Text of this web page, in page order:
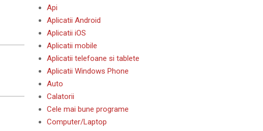
Api
Aplicatii Android
Aplicatii iOS
Aplicatii mobile
Aplicatii telefoane si tablete
Aplicatii Windows Phone
Auto
Calatorii
Cele mai bune programe
Computer/Laptop